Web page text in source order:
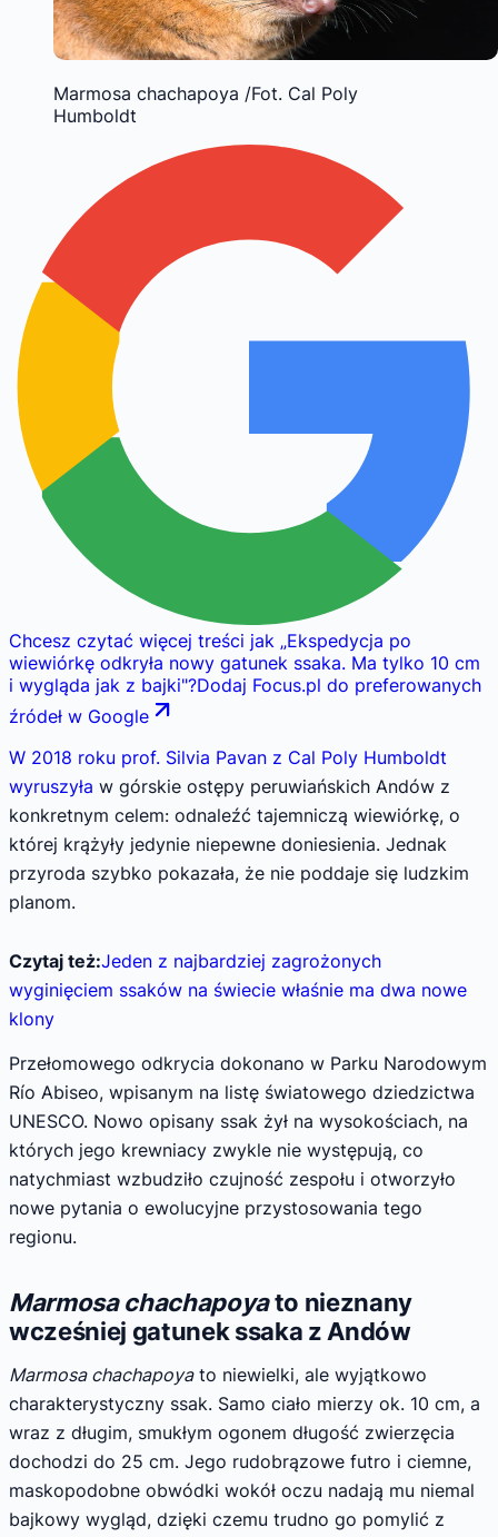
Marmosa chachapoya /Fot. Cal Poly
Humboldt
Chcesz czytać więcej treści jak „Ekspedycja po
wiewiórkę odkryła nowy gatunek ssaka. Ma tylko 10 cm
i wygląda jak z bajki"?Dodaj Focus.pl do preferowanych
źródeł w Google
W 2018 roku prof. Silvia Pavan z Cal Poly Humboldt
wyruszyła w górskie ostępy peruwiańskich Andów z
konkretnym celem: odnaleźć tajemniczą wiewiórkę, o
której krążyły jedynie niepewne doniesienia. Jednak
przyroda szybko pokazała, że nie poddaje się ludzkim
planom.
Czytaj też:Jeden z najbardziej zagrożonych
wyginięciem ssaków na świecie właśnie ma dwa nowe
klony
Przełomowego odkrycia dokonano w Parku Narodowym
Río Abiseo, wpisanym na listę światowego dziedzictwa
UNESCO. Nowo opisany ssak żył na wysokościach, na
których jego krewniacy zwykle nie występują, co
natychmiast wzbudziło czujność zespołu i otworzyło
nowe pytania o ewolucyjne przystosowania tego
regionu.
Marmosa chachapoyato nieznany
wcześniej gatunek ssaka z Andów
Marmosa chachapoyato niewielki, ale wyjątkowo
charakterystyczny ssak. Samo ciało mierzy ok. 10 cm, a
wraz z długim, smukłym ogonem długość zwierzęcia
dochodzi do 25 cm. Jego rudobrązowe futro i ciemne,
maskopodobne obwódki wokół oczu nadają mu niemal
bajkowy wygląd, dzięki czemu trudno go pomylić z